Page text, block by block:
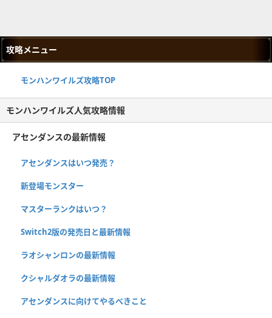
攻略メニュー
モンハンワイルズ攻略TOP
モンハンワイルズ人気攻略情報
アセンダンスの最新情報
アセンダンスはいつ発売？
新登場モンスター
マスターランクはいつ？
Switch2版の発売日と最新情報
ラオシャンロンの最新情報
クシャルダオラの最新情報
アセンダンスに向けてやるべきこと